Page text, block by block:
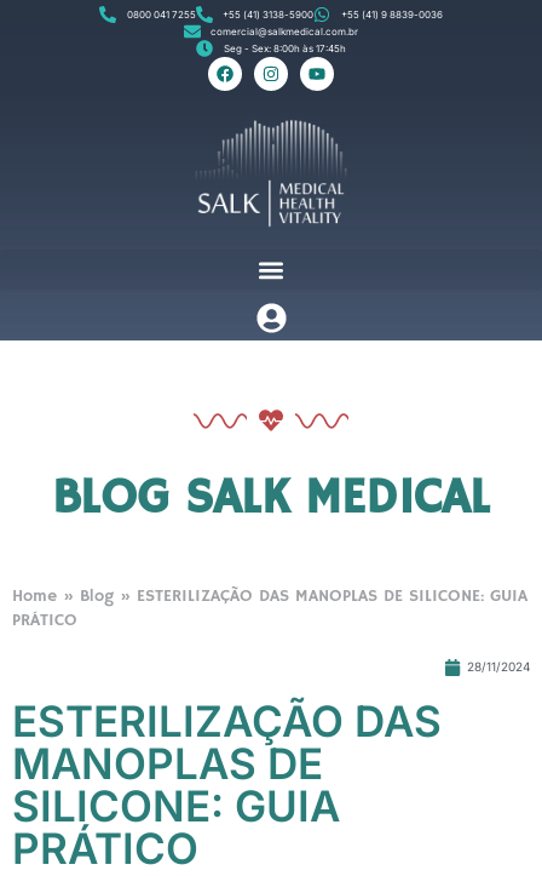
0800 041 7255 +55 (41) 3138-5900
+55 (41) 9 8839-0036
comercial@salkmedical.com.br
Seg - Sex: 8:00h às 17:45h
BLOG SALK MEDICAL
Home » Blog » ESTERILIZAÇÃO DAS MANOPLAS DE SILICONE: GUIA
PRÁTICO
28/11/2024
ESTERILIZAÇÃO DAS
MANOPLAS DE
SILICONE: GUIA
PRÁTICO